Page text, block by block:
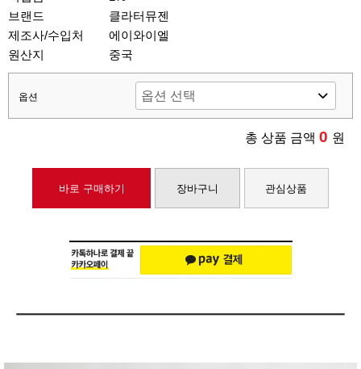
브랜드
클라터뮤젠
제조사/수입처
에이와이엘
원산지
중국
옵션
총 상품 금액 0 원
바로 구매하기 장바구니 관심상품